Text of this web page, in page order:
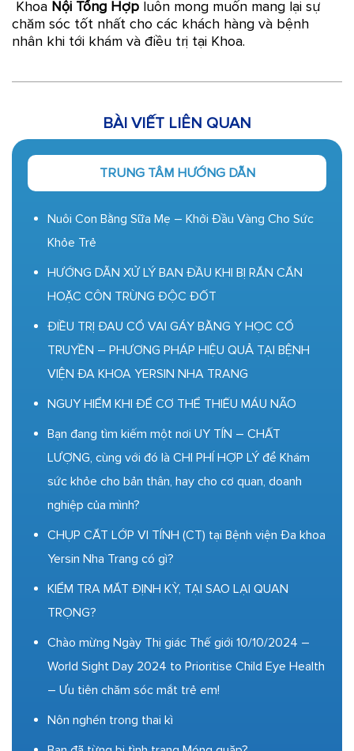
Khoa Nội Tổng Hợp luôn mong muốn mang lại sự
chăm sóc tốt nhất cho các khách hàng và bệnh
nhân khi tới khám và điều trị tại Khoa.
BÀI VIẾT LIÊN QUAN
TRUNG TÂM HƯỚNG DẪN
Nuôi Con Bằng Sữa Mẹ – Khởi Đầu Vàng Cho Sức
Khỏe Trẻ
HƯỚNG DẪN XỬ LÝ BAN ĐẦU KHI BỊ RẮN CẮN
HOẶC CÔN TRÙNG ĐỘC ĐỐT
ĐIỀU TRỊ ĐAU CỔ VAI GÁY BẰNG Y HỌC CỔ
TRUYỀN – PHƯƠNG PHÁP HIỆU QUẢ TẠI BỆNH
VIỆN ĐA KHOA YERSIN NHA TRANG
NGUY HIỂM KHI ĐỂ CƠ THỂ THIẾU MÁU NÃO
Bạn đang tìm kiếm một nơi UY TÍN – CHẤT
LƯỢNG, cùng với đó là CHI PHÍ HỢP LÝ để Khám
sức khỏe cho bản thân, hay cho cơ quan, doanh
nghiệp của mình?
CHỤP CẮT LỚP VI TÍNH (CT) tại Bệnh viện Đa khoa
Yersin Nha Trang có gì?
KIỂM TRA MẮT ĐỊNH KỲ, TẠI SAO LẠI QUAN
TRỌNG?
Chào mừng Ngày Thị giác Thế giới 10/10/2024 –
World Sight Day 2024 to Prioritise Child Eye Health
– Ưu tiên chăm sóc mắt trẻ em!
Nôn nghén trong thai kì